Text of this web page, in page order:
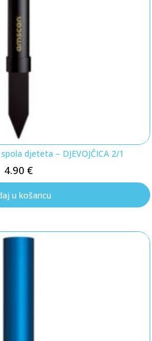
djeteta – DJEVOJČICA 2/1
4.90 €
u košaricu